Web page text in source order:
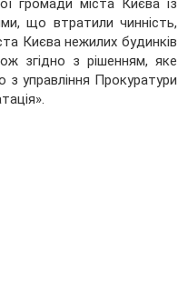
громади міста Києва із
що втратили чинність,
Києва нежилих будинків
згідно з рішенням, яке
з управління Прокуратури